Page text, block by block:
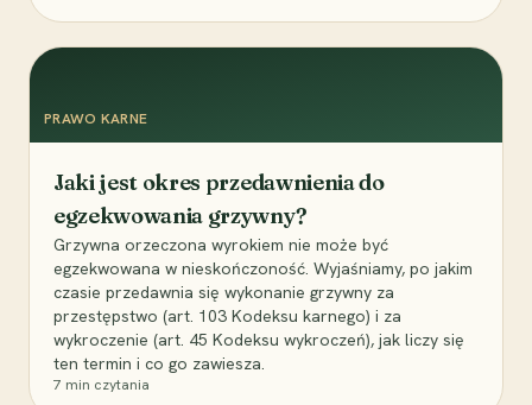
PRAWO KARNE
Jaki jest okres przedawnienia do
egzekwowania grzywny?
Grzywna orzeczona wyrokiem nie może być
egzekwowana w nieskończoność. Wyjaśniamy, po jakim
czasie przedawnia się wykonanie grzywny za
przestępstwo (art. 103 Kodeksu karnego) i za
wykroczenie (art. 45 Kodeksu wykroczeń), jak liczy się
ten termin i co go zawiesza.
7 min czytania